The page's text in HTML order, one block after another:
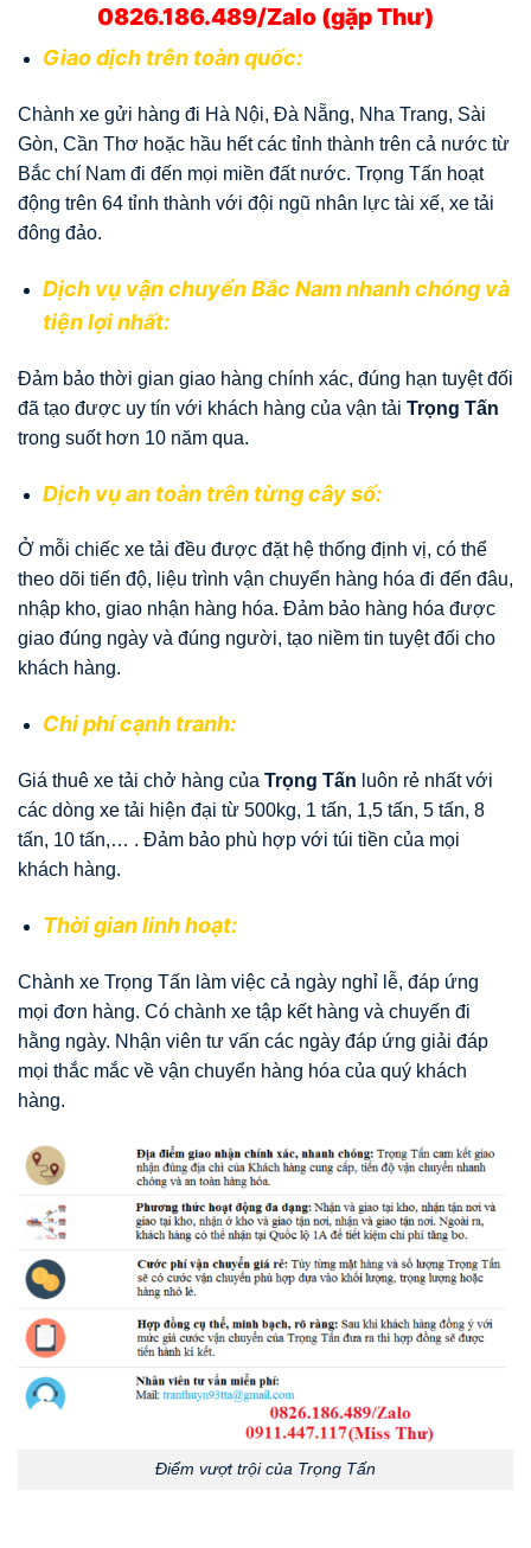
0826.186.489/Zalo (gặp Thư)
Giao dịch trên toàn quốc:
Chành xe gửi hàng đi Hà Nội, Đà Nẵng, Nha Trang, Sài
Gòn, Cần Thơ hoặc hầu hết các tỉnh thành trên cả nước từ
Bắc chí Nam đi đến mọi miền đất nước. Trọng Tấn hoạt
động trên 64 tỉnh thành với đội ngũ nhân lực tài xế, xe tải
đông đảo.
Dịch vụ vận chuyển Bắc Nam nhanh chóng và
tiện lợi nhất:
Đảm bảo thời gian giao hàng chính xác, đúng hạn tuyệt đối
đã tạo được uy tín với khách hàng của vận tải Trọng Tấn
trong suốt hơn 10 năm qua.
Dịch vụ an toàn trên từng cây số:
Ở mỗi chiếc xe tải đều được đặt hệ thống định vị, có thể
theo dõi tiến độ, liệu trình vận chuyển hàng hóa đi đến đâu,
nhập kho, giao nhận hàng hóa. Đảm bảo hàng hóa được
giao đúng ngày và đúng người, tạo niềm tin tuyệt đối cho
khách hàng.
Chi phí cạnh tranh:
Giá thuê xe tải chở hàng của Trọng Tấn luôn rẻ nhất với
các dòng xe tải hiện đại từ 500kg, 1 tấn, 1,5 tấn, 5 tấn, 8
tấn, 10 tấn,… . Đảm bảo phù hợp với túi tiền của mọi
khách hàng.
Thời gian linh hoạt:
Chành xe Trọng Tấn làm việc cả ngày nghỉ lễ, đáp ứng
mọi đơn hàng. Có chành xe tập kết hàng và chuyến đi
hằng ngày. Nhận viên tư vấn các ngày đáp ứng giải đáp
mọi thắc mắc về vận chuyển hàng hóa của quý khách
hàng.
Điểm vượt trội của Trọng Tấn